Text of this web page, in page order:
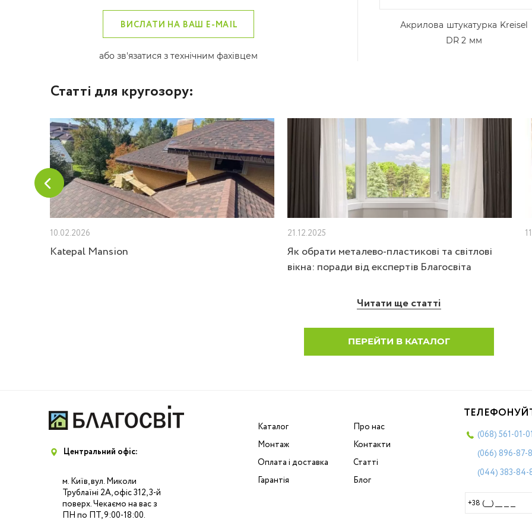
ВИСЛАТИ НА ВАШ E-MAIL
або зв'язатися з технічним фахівцем
Акрилова штукатурка Kreisel
DR 2 мм
Статті для кругозору:
10.02.2026
Katepal Mansion
21.12.2025
Як обрати металево-пластикові та світлові
вікна: поради від експертів Благосвіта
Читати ще статті
ПЕРЕЙТИ В КАТАЛОГ
Центральний офіс:
м. Київ, вул. Миколи
Трублаїні 2А, офіс 312, 3-й
поверх. Чекаємо на вас з
ПН по ПТ, 9:00-18:00.
Каталог
Монтаж
Оплата і доставка
Гарантія
Про нас
Контакти
Статті
Блог
(068) 561-01-01
(066) 896-87-
(044) 383-84-